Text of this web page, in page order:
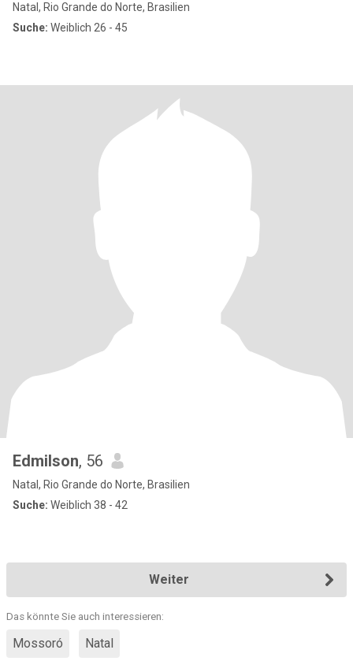
Natal, Rio Grande do Norte, Brasilien
Suche: Weiblich 26 - 45
Edmilson, 56
Natal, Rio Grande do Norte, Brasilien
Suche: Weiblich 38 - 42
Weiter
Das könnte Sie auch interessieren:
Mossoró Natal